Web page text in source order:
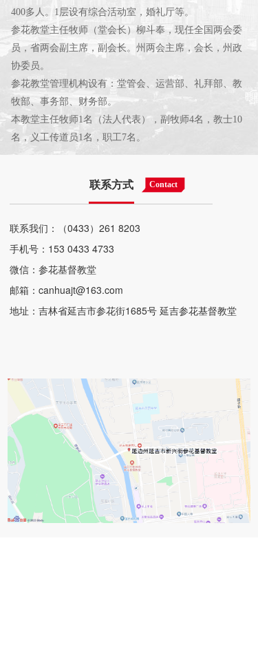
400多人。1层设有综合活动室，婚礼厅等。
参花教堂主任牧师（堂会长）柳斗奉，现任全国两会委
员，省两会副主席，副会长。州两会主席，会长，州政
协委员。
参花教堂管理机构设有：堂管会、运营部、礼拜部、教
牧部、事务部、财务部。
本教堂主任牧师1名（法人代表），副牧师4名，教士10
名，义工传道员1名，职工7名。
联系方式 Contact
联系我们：（0433）261 8203
手机号：153 0433 4733
微信：参花基督教堂
邮箱：canhuajt@163.com
地址：吉林省延吉市参花街1685号 延吉参花基督教堂